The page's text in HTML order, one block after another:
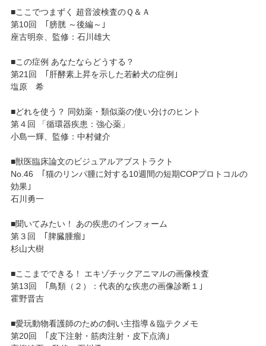
■ここでつまずく 超音波検査のＱ＆Ａ
第10回 ｢膀胱 ～後編～｣
座古明奈、監修：石川雄大
■この症例 あなたならどうする？
第21回 ｢肝酵素上昇を示した若齢犬の症例｣
塩原 希
■どれを使う？ 同効薬・類似薬の使い分けのヒント
第４回 「循環器疾患：強心薬」
小島一輝、監修：中村健介
■獣医臨床論文のビジュアルアブストラクト
No.46 ｢猫のリンパ腫に対する10週間の短期COPプロトコルの
効果｣
石川勇一
■聞いてみたい！ あの疾患のインフォーム
第３回 ｢脾臓腫瘤｣
杉山大樹
■ここまでできる！ エキゾチックアニマルの画像検査
第13回 ｢鳥類（２）：代表的な疾患の画像診断１｣
霍野晋吉
■愛玩動物看護師のための飼い主指導＆臨テクメモ
第20回 ｢皮下注射・筋肉注射・皮下点滴｣